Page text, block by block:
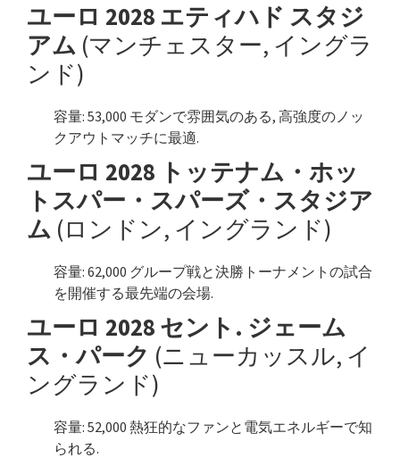
ユーロ 2028 エティハド スタジ
アム (マンチェスター, イングラ
ンド)
容量: 53,000 モダンで雰囲気のある, 高強度のノッ
クアウトマッチに最適.
ユーロ 2028 トッテナム・ホッ
トスパー・スパーズ・スタジア
ム (ロンドン, イングランド)
容量: 62,000 グループ戦と決勝トーナメントの試合
を開催する最先端の会場.
ユーロ 2028 セント. ジェーム
ス・パーク (ニューカッスル, イ
ングランド)
容量: 52,000 熱狂的なファンと電気エネルギーで知
られる.